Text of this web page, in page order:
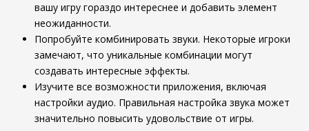
вашу игру гораздо интереснее и добавить элемент
неожиданности.
Попробуйте комбинировать звуки. Некоторые игроки
замечают, что уникальные комбинации могут
создавать интересные эффекты.
Изучите все возможности приложения, включая
настройки аудио. Правильная настройка звука может
значительно повысить удовольствие от игры.